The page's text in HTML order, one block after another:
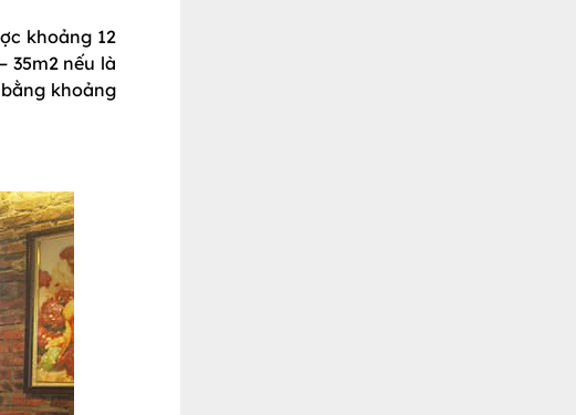
khoảng 12
35m2 nếu là
khoảng